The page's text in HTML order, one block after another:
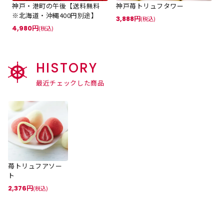
神戸・港町の午後【送料無料
※北海道・沖縄400円別途】
4,980
(税込)
神戸苺トリュフタワー
3,888
(税込)
HISTORY
最近チェックした商品
苺トリュフアソー
ト
2,376
(税込)